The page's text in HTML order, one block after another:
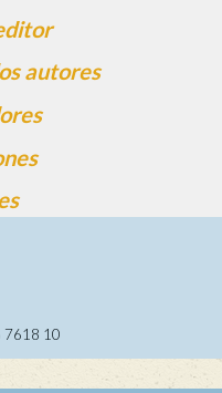
autores
7618 10